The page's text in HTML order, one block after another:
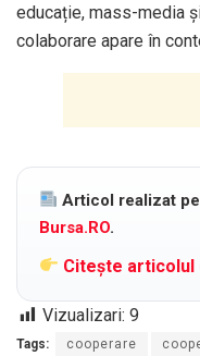
educație, mass-media
colaborare apare în
Articol realizat
Bursa.RO.
Citește articolul
Vizualizari: 9
Tags: cooperare